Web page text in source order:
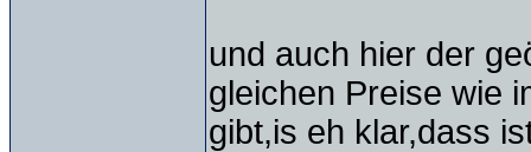
und auch hier der
gleichen Preise wie
gibt,is eh klar,dass